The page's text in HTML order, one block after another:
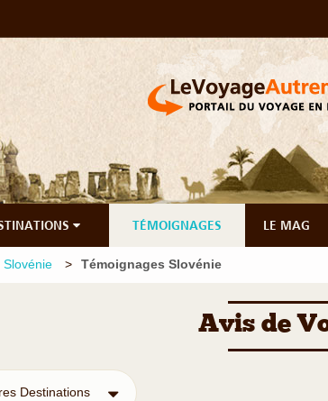
TÉMOIGNAGES LE MAG
Slovénie Témoignages Slovénie
Avis de
Destinations